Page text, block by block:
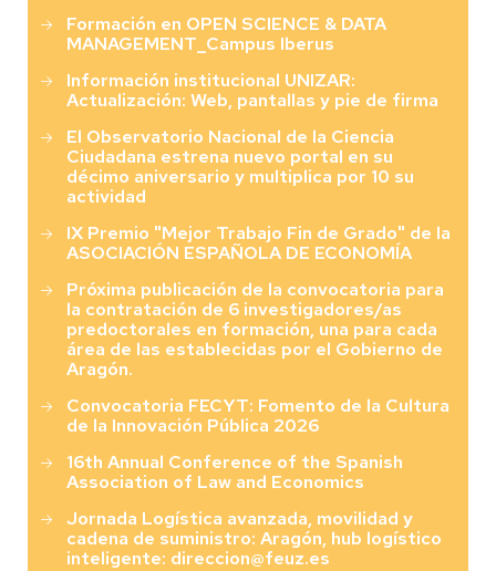
Formación en OPEN SCIENCE & DATA
MANAGEMENT_Campus Iberus
Información institucional UNIZAR:
Actualización: Web, pantallas y pie de firma
El Observatorio Nacional de la Ciencia
Ciudadana estrena nuevo portal en su
décimo aniversario y multiplica por 10 su
actividad
IX Premio "Mejor Trabajo Fin de Grado" de la
ASOCIACIÓN ESPAÑOLA DE ECONOMÍA
Próxima publicación de la convocatoria para
la contratación de 6 investigadores/as
predoctorales en formación, una para cada
área de las establecidas por el Gobierno de
Aragón.
Convocatoria FECYT: Fomento de la Cultura
de la Innovación Pública 2026
16th Annual Conference of the Spanish
Association of Law and Economics
Jornada Logística avanzada, movilidad y
cadena de suministro: Aragón, hub logístico
inteligente: direccion@feuz.es